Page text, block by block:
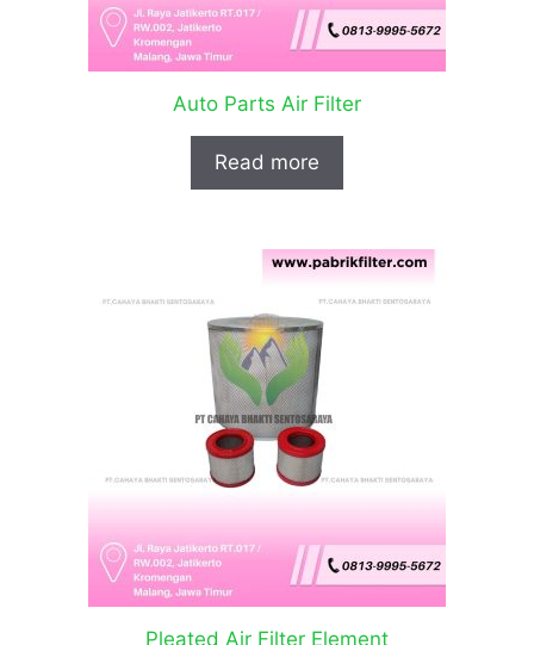
Auto Parts Air Filter
Read more
Pleated Air Filter Element